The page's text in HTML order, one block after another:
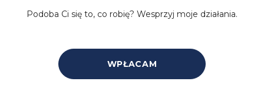
Podoba Ci się to, co robię? Wesprzyj moje działania.
WPŁACAM